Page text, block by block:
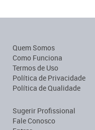
Quem Somos
Como Funciona
Termos de Uso
Política de Privacidade
Política de Qualidade
Sugerir Profissional
Fale Conosco